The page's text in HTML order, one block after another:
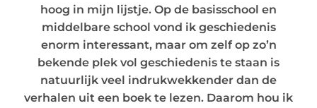
hoog in mijn lijstje. Op de basisschool en
middelbare school vond ik geschiedenis
enorm interessant, maar om zelf op zo’n
bekende plek vol geschiedenis te staan is
natuurlijk veel indrukwekkender dan de
verhalen uit een boek te lezen. Daarom hou ik